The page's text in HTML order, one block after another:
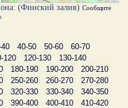
(Финский залив) Сообщите
40-50 50-60
60-70
120 120-130
130-140
180-190 190-200
200-210
250-260 260-270
270-280
320-330 330-340
340-350
390-400 400-410
410-420